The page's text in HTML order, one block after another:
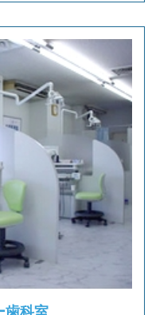
ード決済を可能
にお応えすべ
ではございます
カード決済が可能
歯科室